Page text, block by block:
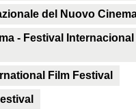
del Nuovo
- Festival
Film Festival